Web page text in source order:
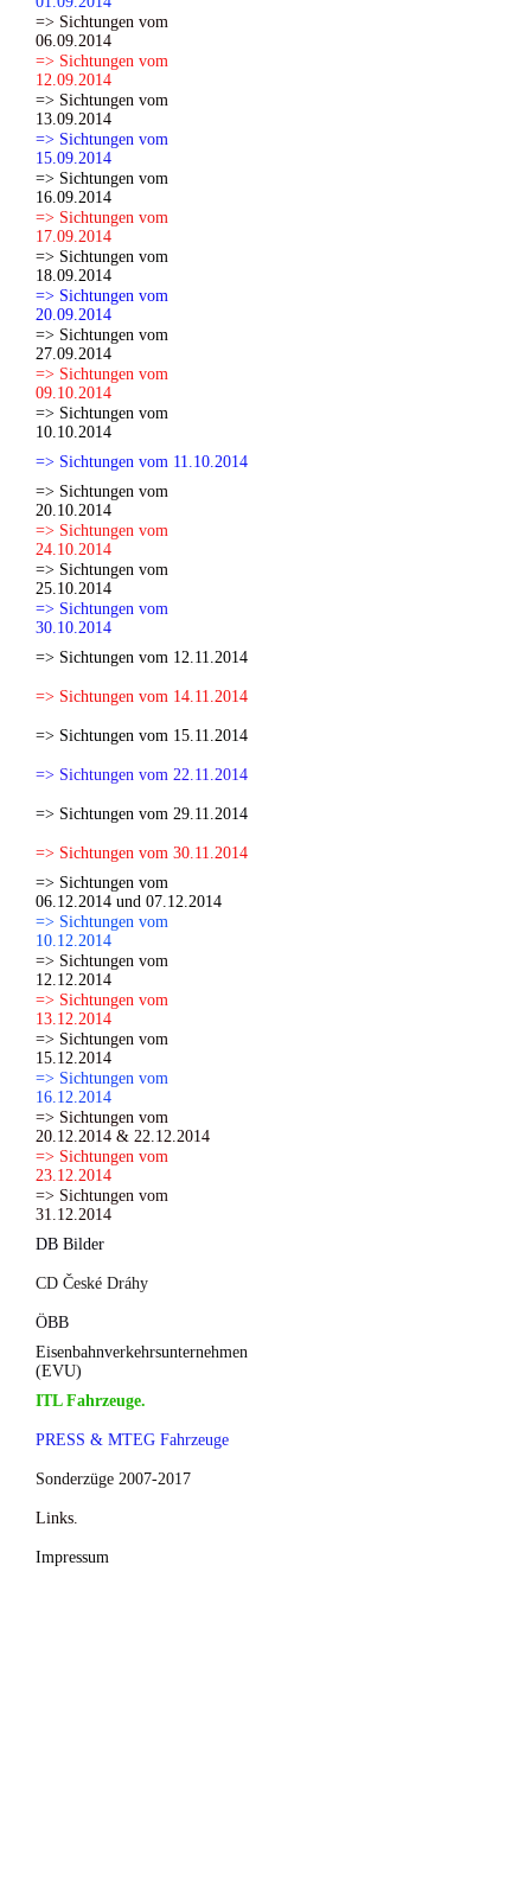
=> Sichtungen vom
06.09.2014
=> Sichtungen vom
12.09.2014
=> Sichtungen vom
13.09.2014
=> Sichtungen vom
15.09.2014
=> Sichtungen vom
16.09.2014
=> Sichtungen vom
17.09.2014
=> Sichtungen vom
18.09.2014
=> Sichtungen vom
20.09.2014
=> Sichtungen vom
27.09.2014
=> Sichtungen vom
09.10.2014
=> Sichtungen vom
10.10.2014
=> Sichtungen vom 11.10.2014
=> Sichtungen vom
20.10.2014
=> Sichtungen vom
24.10.2014
=> Sichtungen vom
25.10.2014
=> Sichtungen vom
30.10.2014
=> Sichtungen vom 12.11.2014
=> Sichtungen vom 14.11.2014
=> Sichtungen vom 15.11.2014
=> Sichtungen vom 22.11.2014
=> Sichtungen vom 29.11.2014
=> Sichtungen vom 30.11.2014
=> Sichtungen vom
06.12.2014 und 07.12.2014
=> Sichtungen vom
10.12.2014
=> Sichtungen vom
12.12.2014
=> Sichtungen vom
13.12.2014
=> Sichtungen vom
15.12.2014
=> Sichtungen vom
16.12.2014
=> Sichtungen vom
20.12.2014 & 22.12.2014
=> Sichtungen vom
23.12.2014
=> Sichtungen vom
31.12.2014
DB Bilder
CD České Dráhy
ÖBB
Eisenbahnverkehrsunternehmen
(EVU)
ITL Fahrzeuge.
PRESS & MTEG Fahrzeuge
Sonderzüge 2007-2017
Links.
Impressum